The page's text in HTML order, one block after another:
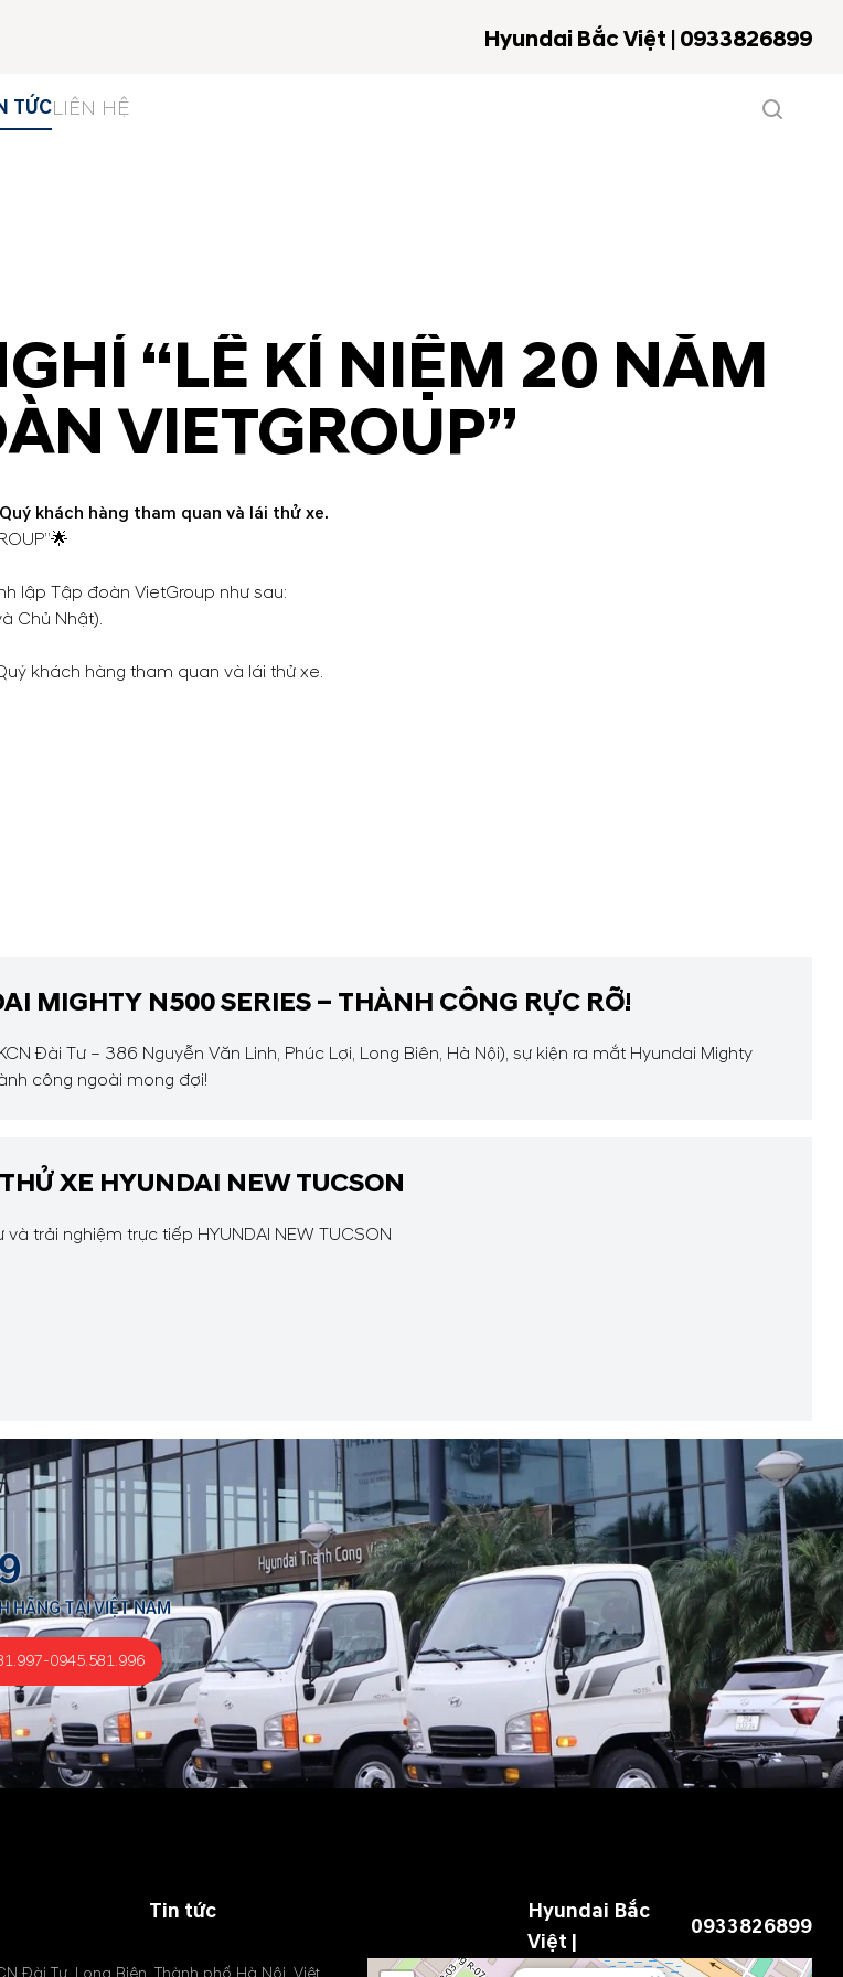
Hyundai Bắc Việt | 0933826899
TỨCLIÊN HỆ
“LỄ KỈ NIỆM 20 NĂM
VIETGROUP”
khách hàng tham quan và lái thử xe.
lập Tập đoàn VietGroup như sau:
Chủ Nhật).
khách hàng tham quan và lái thử xe.
MIGHTY N500 SERIES – THÀNH CÔNG RỰC RỠ!
Đài Tư – 386 Nguyễn Văn Linh, Phúc Lợi, Long Biên, Hà Nội), sự kiện ra mắt Hyundai Mighty
công ngoài mong đợi!
XE HYUNDAI NEW TUCSON
trải nghiệm trực tiếp HYUNDAI NEW TUCSON
HÃNG TẠI VIỆT NAM
-0945.581.996
Tin tức
Hyundai Bắc
Việt |
0933826899